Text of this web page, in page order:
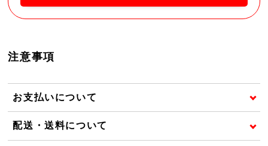
注意事項
お支払いについて
配送・送料について